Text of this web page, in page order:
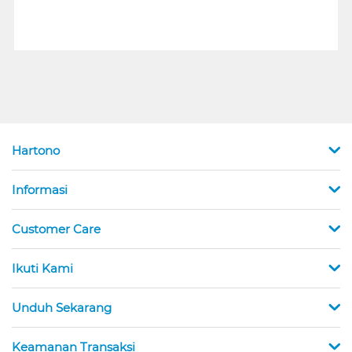
Hartono
Informasi
Customer Care
Ikuti Kami
Unduh Sekarang
Keamanan Transaksi